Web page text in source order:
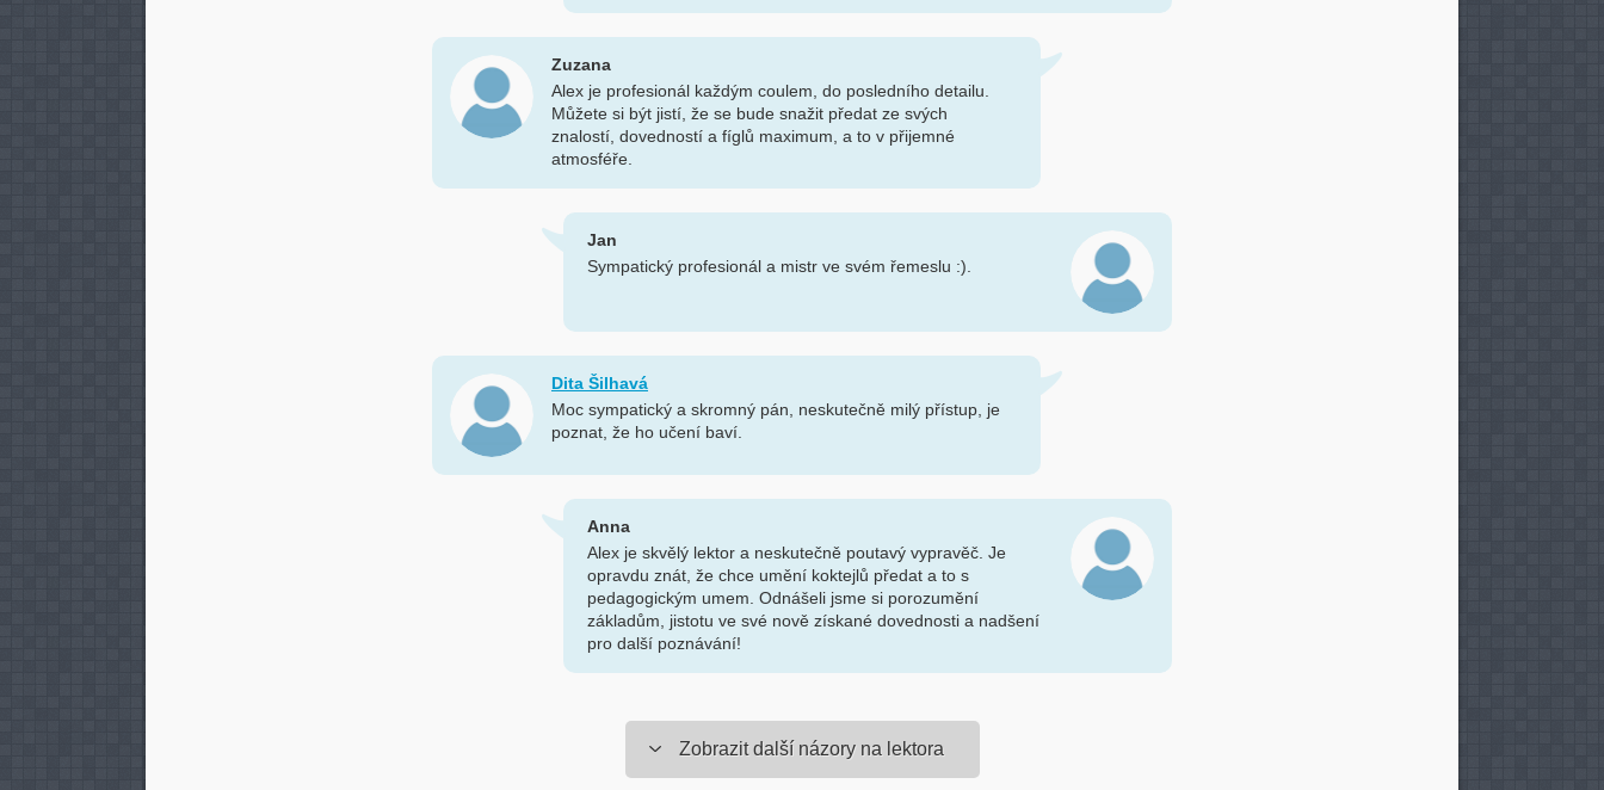
Zuzana
Alex je profesionál každým coulem, do posledního detailu.
Můžete si být jistí, že se bude snažit předat ze svých
znalostí, dovedností a fíglů maximum, a to v přijemné
atmosféře.
Jan
Sympatický profesionál a mistr ve svém řemeslu :).
Dita Šilhavá
Moc sympatický a skromný pán, neskutečně milý přístup, je
poznat, že ho učení baví.
Anna
Alex je skvělý lektor a neskutečně poutavý vypravěč. Je
opravdu znát, že chce umění koktejlů předat a to s
pedagogickým umem. Odnášeli jsme si porozumění
základům, jistotu ve své nově získané dovednosti a nadšení
pro další poznávání!
Zobrazit další názory na lektora